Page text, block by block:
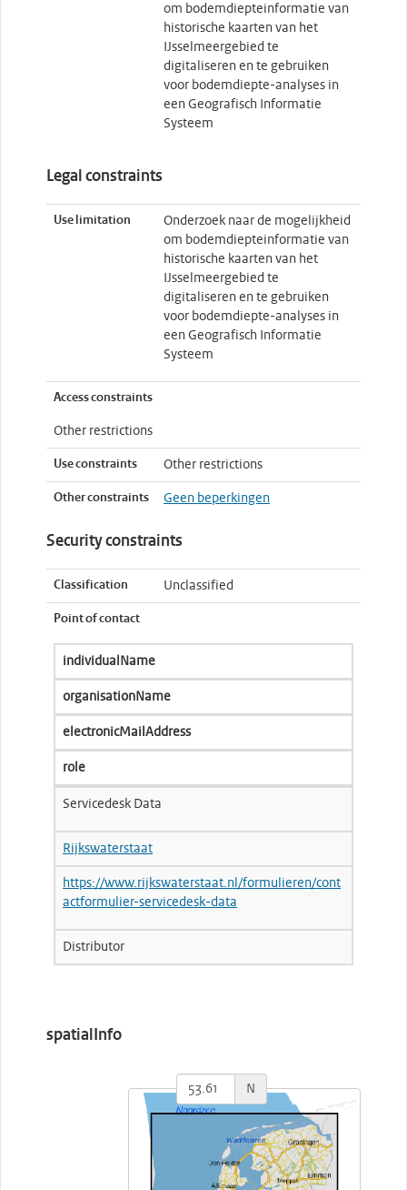
om bodemdiepteinformatie van
historische kaarten van het
IJsselmeergebied te
digitaliseren en te gebruiken
voor bodemdiepte-analyses in
een Geografisch Informatie
Systeem
Legal constraints
Use limitation
Onderzoek naar de mogelijkheid
om bodemdiepteinformatie van
historische kaarten van het
IJsselmeergebied te
digitaliseren en te gebruiken
voor bodemdiepte-analyses in
een Geografisch Informatie
Systeem
Access constraints
Other restrictions
Use constraints Other restrictions
Other constraints Geen beperkingen
Security constraints
Classification Unclassified
Point of contact
individualName
organisationName
electronicMailAddress
role
Servicedesk Data
Rijkswaterstaat
https://www.rijkswaterstaat.nl/formulieren/cont
actformulier-servicedesk-data
Distributor
spatialInfo
N